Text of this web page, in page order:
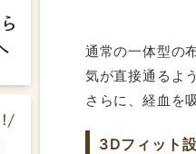
通常の一体型の
気が直接通るよ
さらに、経血を
3Dフィット